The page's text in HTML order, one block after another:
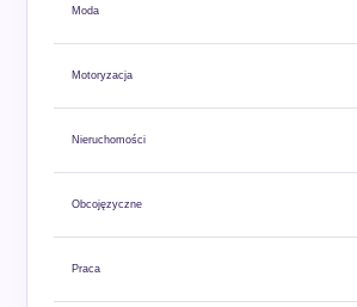
Moda
Motoryzacja
Nieruchomości
Obcojęzyczne
Praca